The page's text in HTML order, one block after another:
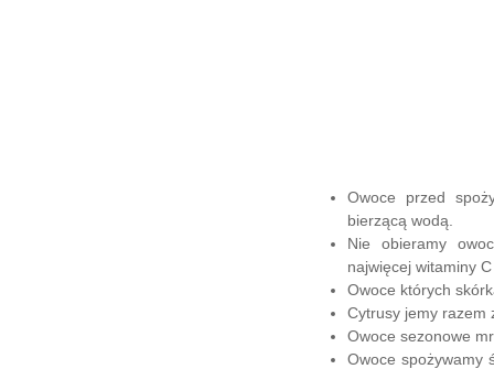
Owoce przed
bierzącą wodą.
Nie obieramy
najwięcej witaminy C
Owoce których
Cytrusy jemy razem
Owoce sezonowe
Owoce spożywamy